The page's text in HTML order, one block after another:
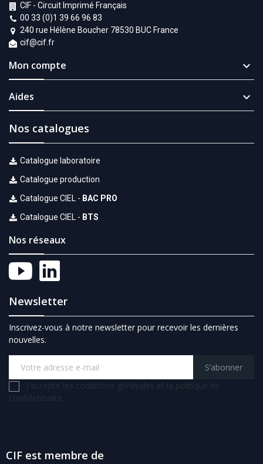
CIF - Circuit Imprimé Français
00 33 (0)1 39 66 96 83
240 rue Hélène Boucher 78530 BUC France
cif@cif.fr
Mon compte 
Aides 
Nos catalogues
Catalogue laboratoire
Catalogue production
Catalogue CIEL - BAC PRO
Catalogue CIEL - BTS
Nos réseaux
Newsletter
Inscrivez-vous à notre newsletter pour recevoir les dernières
nouvelles.
S’abonner
J'accepte les conditions générales et la politique de
confidentialité
CIF est membre de